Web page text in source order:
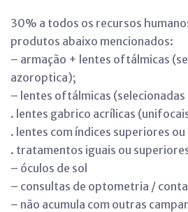
30% a todos os recursos
produtos abaixo mencionados:
– armação + lentes oftálmicas
azoroptica);
– lentes oftálmicas
. lentes gabrico acrílicas
. lentes com índices superiores ou
. tratamentos iguais ou
– óculos de sol
– consultas de optometria /
– não acumula com outras